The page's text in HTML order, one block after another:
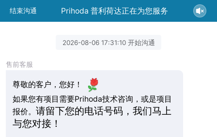
结束沟通 Prihoda 普利荷达正在为您服务
2026-08-06 17:31:10 开始沟通
售前客服
尊敬的客户，您好！
如果您有项目需要Prihoda技术咨询，或是项目
报价。 请留下您的电话号码，我们马上
与您对接！